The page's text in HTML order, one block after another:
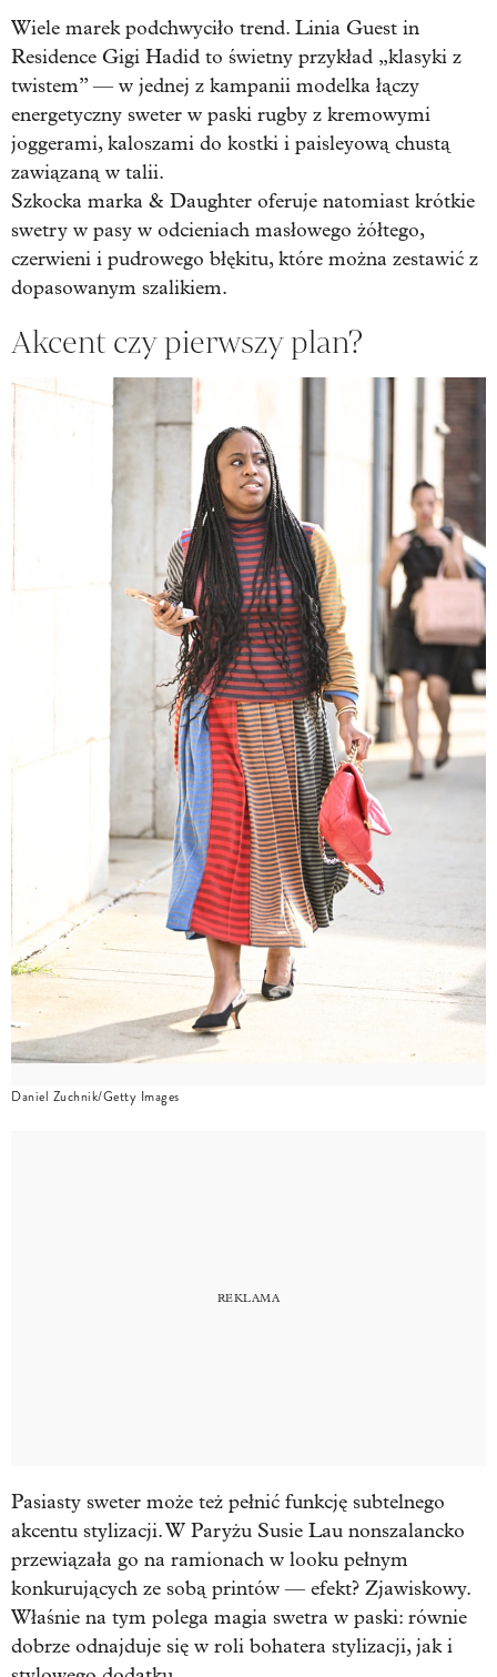
Wiele marek podchwyciło trend. Linia Guest in
Residence Gigi Hadid to świetny przykład „klasyki z
twistem” — w jednej z kampanii modelka łączy
energetyczny sweter w paski rugby z kremowymi
joggerami, kaloszami do kostki i paisleyową chustą
zawiązaną w talii.
Szkocka marka & Daughter oferuje natomiast krótkie
swetry w pasy w odcieniach masłowego żółtego,
czerwieni i pudrowego błękitu, które można zestawić z
dopasowanym szalikiem.
Akcent czy pierwszy plan?
Daniel Zuchnik/Getty Images
Pasiasty sweter może też pełnić funkcję subtelnego
akcentu stylizacji. W Paryżu Susie Lau nonszalancko
przewiązała go na ramionach w looku pełnym
konkurujących ze sobą printów — efekt? Zjawiskowy.
Właśnie na tym polega magia swetra w paski: równie
dobrze odnajduje się w roli bohatera stylizacji, jak i